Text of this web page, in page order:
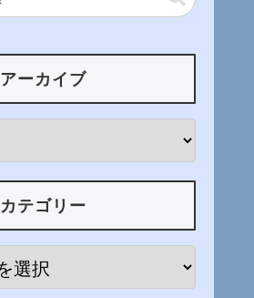
アーカイブ
カテゴリー